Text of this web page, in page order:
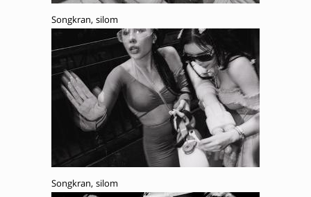
Songkran, silom
Songkran, silom